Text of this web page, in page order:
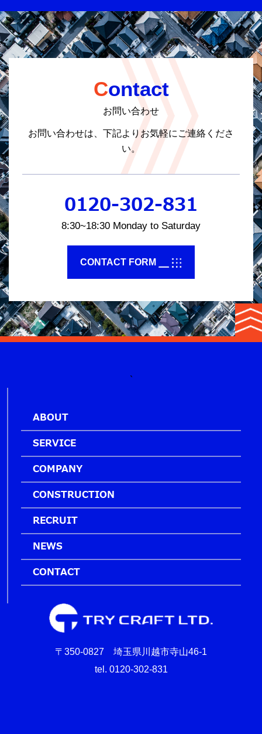
Contact
お問い合わせ
お問い合わせは、下記よりお気軽にご連絡くださ
い。
0120-302-831
8:30~18:30 Monday to Saturday
CONTACT FORM
`
ABOUT
SERVICE
COMPANY
CONSTRUCTION
RECRUIT
NEWS
CONTACT
〒350-0827 埼玉県川越市寺山46-1
tel. 0120-302-831